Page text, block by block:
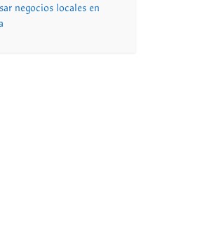
negocios locales en